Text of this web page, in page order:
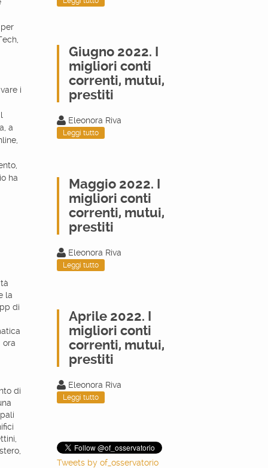
i
a
ha
la
di
ora
di
Giugno 2022. I
migliori conti
correnti, mutui,
prestiti
Eleonora Riva
Leggi tutto
Maggio 2022. I
migliori conti
correnti, mutui,
prestiti
Eleonora Riva
Leggi tutto
Aprile 2022. I
migliori conti
correnti, mutui,
prestiti
Eleonora Riva
Leggi tutto
Tweets by of_osservatorio